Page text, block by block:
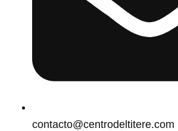
contacto@centrodeltitere.com